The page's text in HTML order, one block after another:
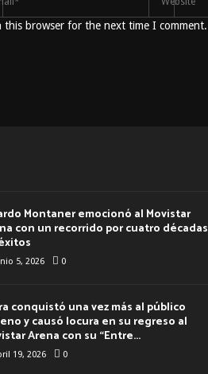
this browser for the next time I comment.
Montaner emocionó al Movistar
con un recorrido por cuatro décadas
5, 2026 0
conquistó una vez más al público
y causó locura en su regreso al
Arena con su “Entre...
19, 2026 0